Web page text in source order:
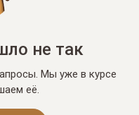
не так
Мы уже в курсе
её.